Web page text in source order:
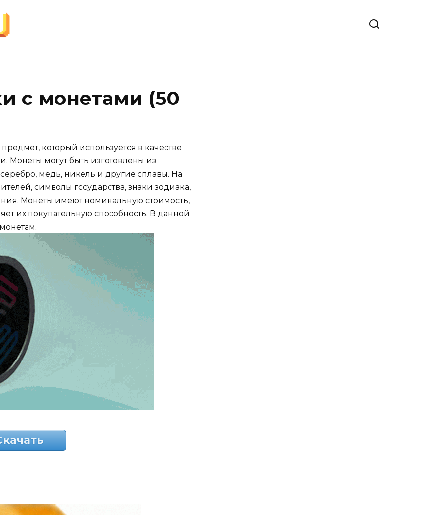
с монетами (50
который используется в качестве
Монеты могут быть изготовлены из
серебро, медь, никель и другие сплавы. На
символы государства, знаки зодиака,
Монеты имеют номинальную стоимость,
их покупательную способность. В данной